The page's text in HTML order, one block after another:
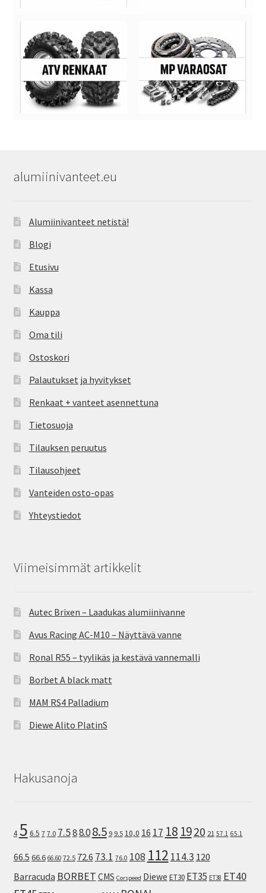
alumiinivanteet.eu
Alumiinivanteet netistä!
Blogi
Etusivu
Kassa
Kauppa
Oma tili
Ostoskori
Palautukset ja hyvitykset
Renkaat + vanteet asennettuna
Tietosuoja
Tilauksen peruutus
Tilausohjeet
Vanteiden osto-opas
Yhteystiedot
Viimeisimmät artikkelit
Autec Brixen – Laadukas alumiinivanne
Avus Racing AC-M10 – Näyttävä vanne
Ronal R55 – tyylikäs ja kestävä vannemalli
Borbet A black matt
MAM RS4 Palladium
Diewe Alito PlatinS
Hakusanoja
4 5 6.5 7 7.0 7.588.08.5 9 9.5 10,0 16 17 18 1920 21 57.1 65.1
66.5 66.6 66.60 72.5 72.6 73.1 76.0 108 112 114.3 120
Barracuda BORBET CMS Corspeed Diewe ET30 ET35 ET38 ET40